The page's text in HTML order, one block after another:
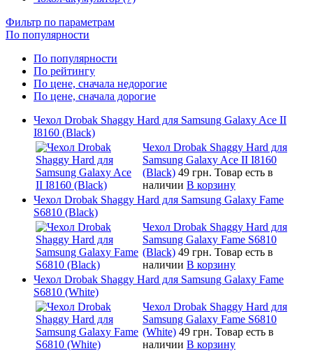
Фильтр по параметрам
По популярности
По популярности
По рейтингу
По цене, сначала недорогие
По цене, сначала дорогие
Чехол Drobak Shaggy Hard для Samsung Galaxy Ace II
I8160 (Black)
Чехол Drobak Shaggy Hard для
Samsung Galaxy Ace II I8160
(Black) 49 грн. Товар есть в
наличии В корзину
Чехол Drobak Shaggy Hard для Samsung Galaxy Fame
S6810 (Black)
Чехол Drobak Shaggy Hard для
Samsung Galaxy Fame S6810
(Black) 49 грн. Товар есть в
наличии В корзину
Чехол Drobak Shaggy Hard для Samsung Galaxy Fame
S6810 (White)
Чехол Drobak Shaggy Hard для
Samsung Galaxy Fame S6810
(White) 49 грн. Товар есть в
наличии В корзину